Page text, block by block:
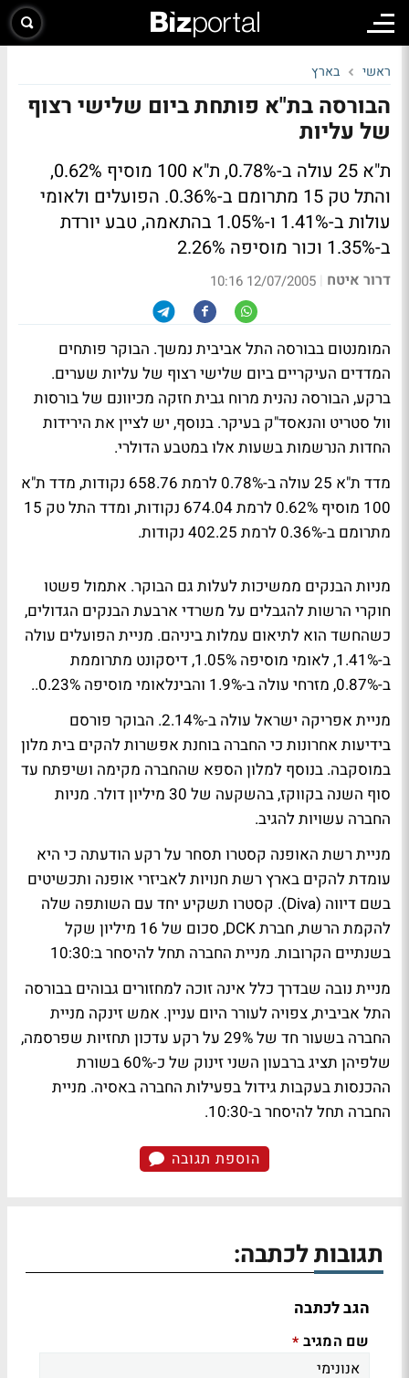
ראשי בארץ
הבורסה בת"א פותחת ביום שלישי רצוף
של עליות
ת"א 25 עולה ב-0.78%, ת"א 100 מוסיף 0.62%,
והתל טק 15 מתרומם ב-0.36%. הפועלים ולאומי
עולות ב-1.41% ו-1.05% בהתאמה, טבע יורדת
ב-1.35% וכור מוסיפה 2.26%
דרור איטח |
12/07/2005 10:16
המומנטום בבורסה התל אביבית נמשך. הבוקר פותחים
המדדים העיקריים ביום שלישי רצוף של עליות שערים.
ברקע, הבורסה נהנית מרוח גבית חזקה מכיוונם של בורסות
וול סטריט והנאסד"ק בעיקר. בנוסף, יש לציין את הירידות
החדות הנרשמות בשעות אלו במטבע הדולרי.
מדד ת"א 25 עולה ב-0.78% לרמת 658.76 נקודות, מדד ת"א
100 מוסיף 0.62% לרמת 674.04 נקודות, ומדד התל טק 15
מתרומם ב-0.36% לרמת 402.25 נקודות.
מניות הבנקים ממשיכות לעלות גם הבוקר. אתמול פשטו
חוקרי הרשות להגבלים על משרדי ארבעת הבנקים הגדולים,
כשהחשד הוא לתיאום עמלות ביניהם. מניית הפועלים עולה
ב-1.41%, לאומי מוסיפה 1.05%, דיסקונט מתרוממת
ב-0.87%, מזרחי עולה ב-1.9% והבינלאומי מוסיפה 0.23%..
מניית אפריקה ישראל עולה ב-2.14%. הבוקר פורסם
בידיעות אחרונות כי החברה בוחנת אפשרות להקים בית מלון
במוסקבה. בנוסף למלון הספא שהחברה מקימה ושיפתח עד
סוף השנה בקווקז, בהשקעה של 30 מיליון דולר. מניות
החברה עשויות להגיב.
מניית רשת האופנה קסטרו תסחר על רקע הודעתה כי היא
עומדת להקים בארץ רשת חנויות לאביזרי אופנה ותכשיטים
בשם דיווה (Diva). קסטרו תשקיע יחד עם השותפה שלה
להקמת הרשת, חברת DCK, סכום של 16 מיליון שקל
בשנתיים הקרובות. מניית החברה תחל להיסחר ב:10:30
מניית נובה שבדרך כלל אינה זוכה למחזורים גבוהים בבורסה
התל אביבית, צפויה לעורר היום עניין. אמש זינקה מניית
החברה בשעור חד של 29% על רקע עדכון תחזיות שפרסמה,
שלפיהן תציג ברבעון השני זינוק של כ-60% בשורת
ההכנסות בעקבות גידול בפעילות החברה באסיה. מניית
החברה תחל להיסחר ב-10:30.
הוספת תגובה
תגובות לכתבה:
הגב לכתבה
שם המגיב *